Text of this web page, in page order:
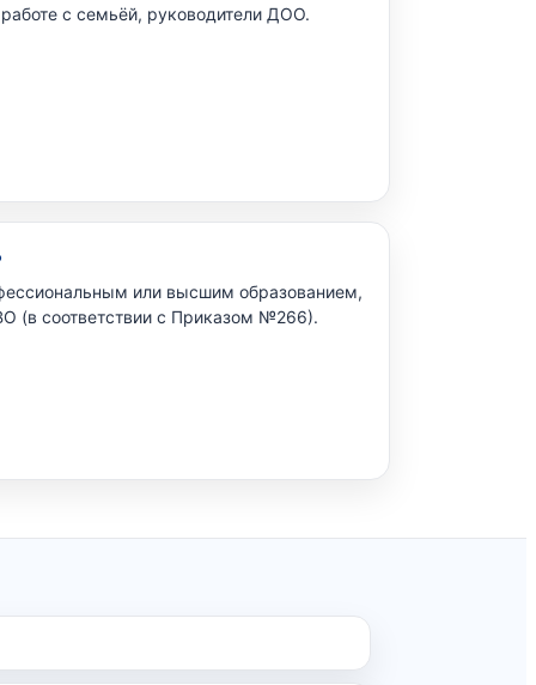
с семьёй, руководители ДОО.
или высшим образованием,
(в соответствии с Приказом №266).